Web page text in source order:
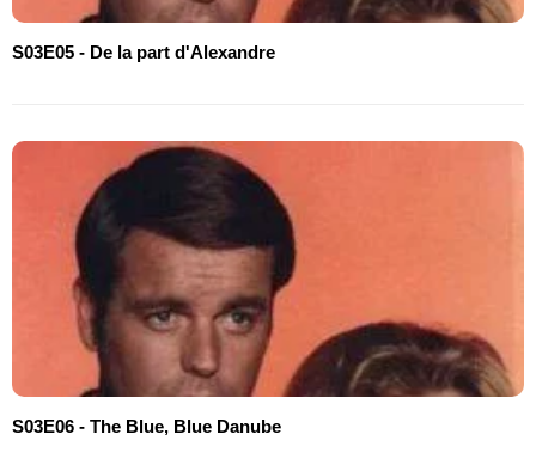
S03E05 - De la part d'Alexandre
S03E06 - The Blue, Blue Danube